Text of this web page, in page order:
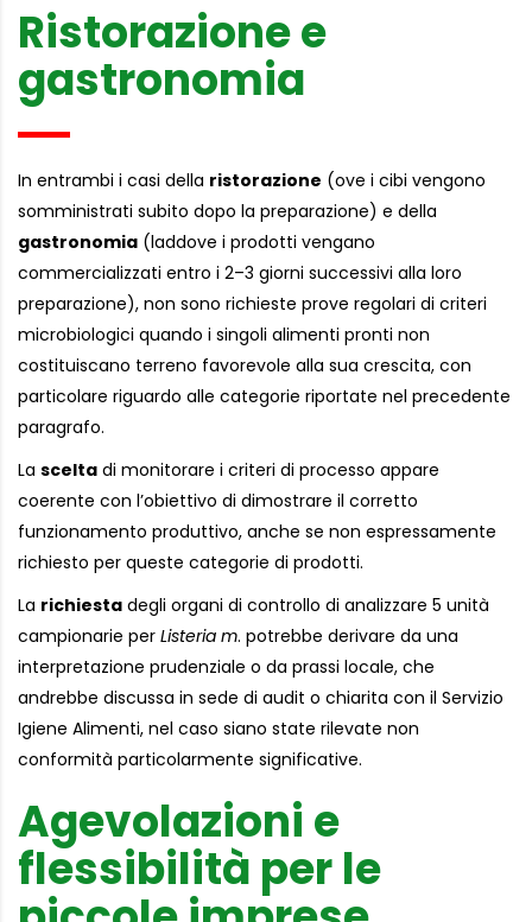
Ristorazione e
gastronomia
In entrambi i casi della ristorazione (ove i cibi vengono
somministrati subito dopo la preparazione) e della
gastronomia (laddove i prodotti vengano
commercializzati entro i 2–3 giorni successivi alla loro
preparazione), non sono richieste prove regolari di criteri
microbiologici quando i singoli alimenti pronti non
costituiscano terreno favorevole alla sua crescita, con
particolare riguardo alle categorie riportate nel precedente
paragrafo.
La scelta di monitorare i criteri di processo appare
coerente con l’obiettivo di dimostrare il corretto
funzionamento produttivo, anche se non espressamente
richiesto per queste categorie di prodotti.
La richiesta degli organi di controllo di analizzare 5 unità
campionarie per Listeria m. potrebbe derivare da una
interpretazione prudenziale o da prassi locale, che
andrebbe discussa in sede di audit o chiarita con il Servizio
Igiene Alimenti, nel caso siano state rilevate non
conformità particolarmente significative.
Agevolazioni e
flessibilità per le